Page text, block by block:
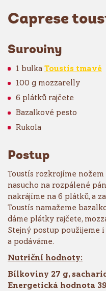
Caprese
Suroviny
1 bulka Toustís tmavé
100 g mozzarelly
6 plátků rajčete
Bazalkové pesto
Rukola
Postup
Toustís rozkrojíme nožem
nasucho na rozpálené
nakrájíme na 6 plátků, a
Toustís namažeme
dáme plátky rajčete,
Stejný postup použijeme
a podáváme.
Nutriční hodnoty:
Bílkoviny 27 g,
Energetická hodnota